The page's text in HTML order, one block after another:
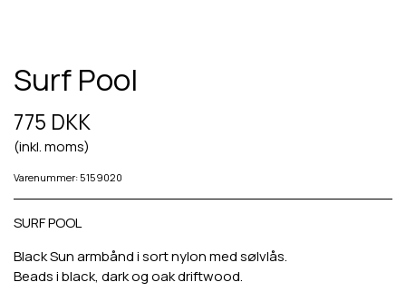
Surf Pool
775 DKK
(inkl. moms)
Varenummer: 5159020
SURF POOL
Black Sun armbånd i sort nylon med sølvlås.
Beads i black, dark og oak driftwood.